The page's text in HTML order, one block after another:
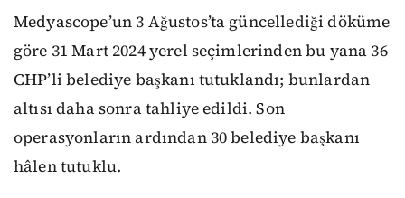
Medyascope’un 3 Ağustos’ta güncellediği döküme
göre 31 Mart 2024 yerel seçimlerinden bu yana 36
CHP’li belediye başkanı tutuklandı; bunlardan
altısı daha sonra tahliye edildi. Son
operasyonların ardından 30 belediye başkanı
hâlen tutuklu.